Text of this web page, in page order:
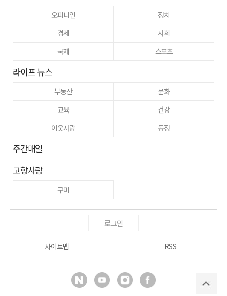
오피니언
정치
경제
사회
국제
스포츠
라이프 뉴스
부동산
문화
교육
건강
이웃사랑
동정
주간매일
고향사랑
구미
로그인
사이트맵 RSS